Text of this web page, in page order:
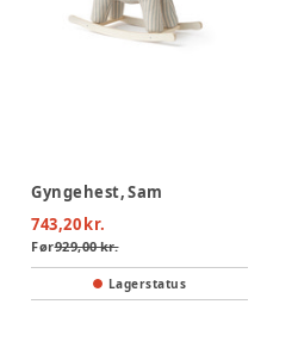
Gyngehest, Sam
743,20 kr.
Før929,00 kr.
Lagerstatus